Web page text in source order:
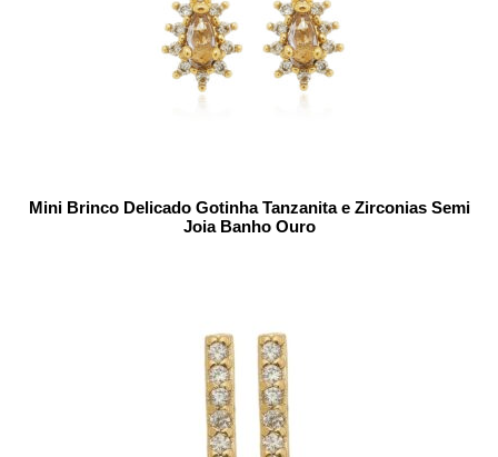
Mini Brinco Delicado Gotinha Tanzanita e Zirconias Semi
Joia Banho Ouro